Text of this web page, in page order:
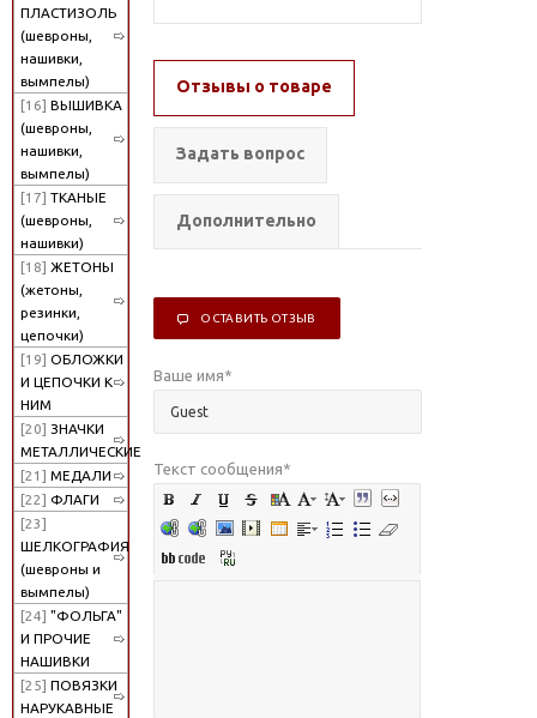
ПЛАСТИЗОЛЬ
(шевроны,
нашивки,
вымпелы)
[16] ВЫШИВКА
(шевроны,
нашивки,
вымпелы)
[17] ТКАНЫЕ
(шевроны,
нашивки)
[18] ЖЕТОНЫ
(жетоны,
резинки,
цепочки)
[19] ОБЛОЖКИ
И ЦЕПОЧКИ К
НИМ
[20] ЗНАЧКИ
МЕТАЛЛИЧЕСКИЕ
[21] МЕДАЛИ
[22] ФЛАГИ
[23]
ШЕЛКОГРАФИЯ
(шевроны и
вымпелы)
[24] "ФОЛЬГА"
И ПРОЧИЕ
НАШИВКИ
[25] ПОВЯЗКИ
НАРУКАВНЫЕ
Отзывы о товаре
Задать вопрос
Дополнительно
ОСТАВИТЬ ОТЗЫВ
Ваше имя*
Текст сообщения*